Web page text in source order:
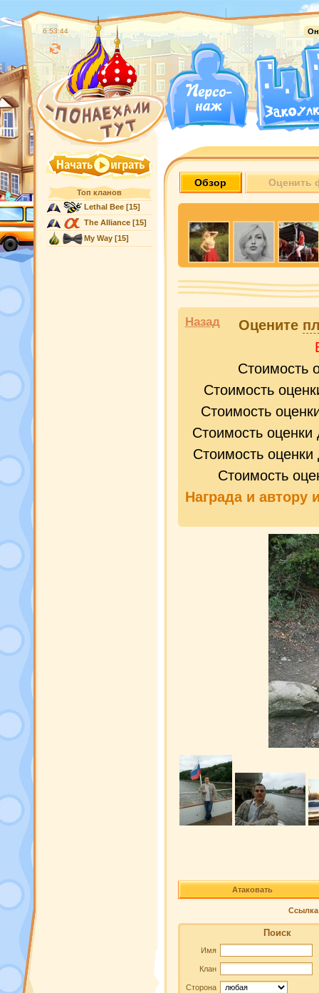
6:53:45
Топ кланов
Lethal Bee[15]
The Alliance[15]
My Way[15]
Обзор Оценить
Назад Оцените
Стоимость
Стоимость
Стоимость
Стоимость
Стоимость
Стоимость
Награда и автору
Атаковать
Ссылка
Поиск
Имя
Клан
Сторона